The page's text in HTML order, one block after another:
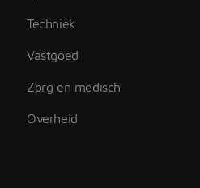
Techniek
Vastgoed
Zorg en medisch
Overheid